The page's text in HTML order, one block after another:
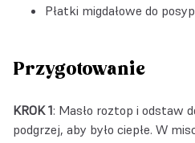
Płatki migdałowe do
Przygotowanie
KROK 1: Masło roztop i odstaw
podgrzej, aby było ciepłe. W